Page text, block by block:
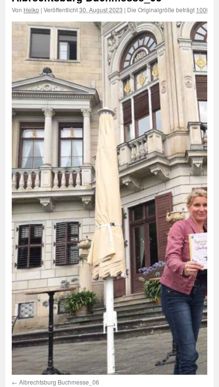
Von Heiko | Veröffentlicht30. August 2023 | Die Originalgröße beträgt 1000 ×
Albrechtsburg Buchmesse_06